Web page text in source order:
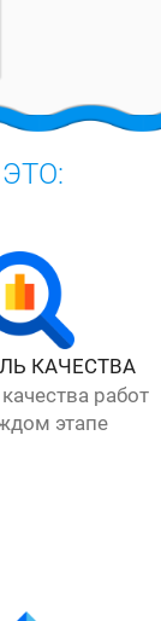
КАЧЕСТВА
работ
этапе